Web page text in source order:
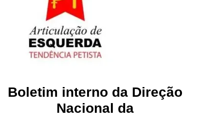
Boletim interno da Direção
Nacional da